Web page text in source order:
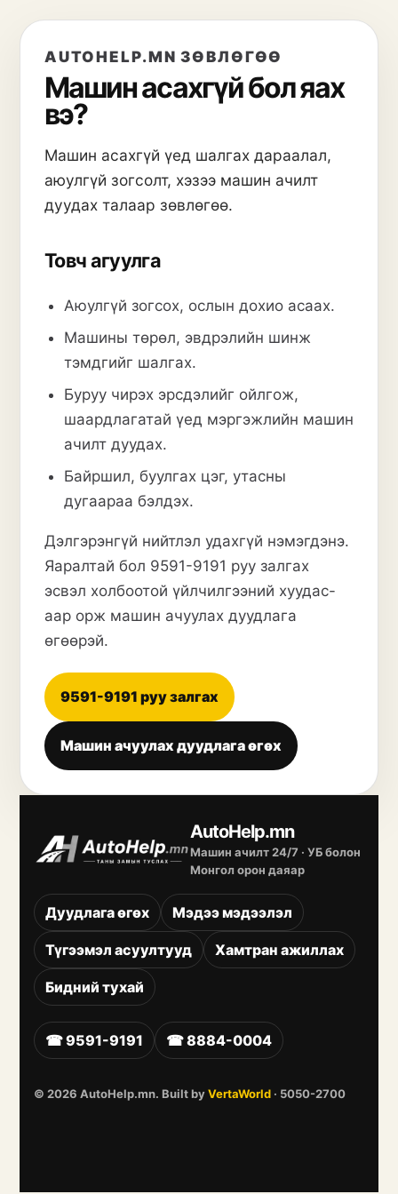
AUTOHELP.MN ЗӨВЛӨГӨӨ
Машин асахгүй бол яах
вэ?
Машин асахгүй үед шалгах дараалал,
аюулгүй зогсолт, хэзээ машин ачилт
дуудах талаар зөвлөгөө.
Товч агуулга
Аюулгүй зогсох, ослын дохио асаах.
Машины төрөл, эвдрэлийн шинж
тэмдгийг шалгах.
Буруу чирэх эрсдэлийг ойлгож,
шаардлагатай үед мэргэжлийн машин
ачилт дуудах.
Байршил, буулгах цэг, утасны
дугаараа бэлдэх.
Дэлгэрэнгүй нийтлэл удахгүй нэмэгдэнэ.
Яаралтай бол 9591-9191 руу залгах
эсвэл холбоотой үйлчилгээний хуудас-
аар орж машин ачуулах дуудлага
өгөөрэй.
9591-9191 руу залгах
Машин ачуулах дуудлага өгөх
AutoHelp.mn
Машин ачилт 24/7 · УБ болон
Монгол орон даяар
Дуудлага өгөх Мэдээ мэдээлэл
Түгээмэл асуултууд Хамтран ажиллах
Бидний тухай
☎9591-9191 ☎8884-0004
© 2026 AutoHelp.mn. Built byVertaWorld · 5050-2700